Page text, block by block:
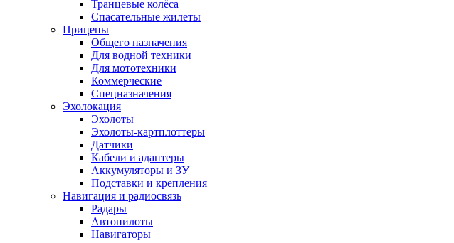
Транцевые колёса
Спасательные жилеты
Прицепы
Общего назначения
Для водной техники
Для мототехники
Коммерческие
Спецназначения
Эхолокация
Эхолоты
Эхолоты-картплоттеры
Датчики
Кабели и адаптеры
Аккумуляторы и ЗУ
Подставки и крепления
Навигация и радиосвязь
Радары
Автопилоты
Навигаторы